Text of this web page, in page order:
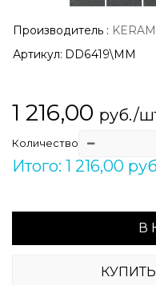
Производитель :
Артикул: DD6419\MM
1 216,00 руб./
Количество
Итого: 1 216,00
В